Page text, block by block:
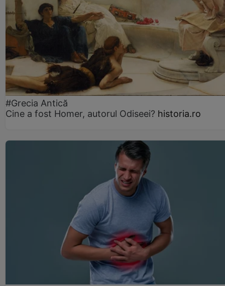
#Grecia Antică
Cine a fost Homer, autorul Odiseei? historia.ro